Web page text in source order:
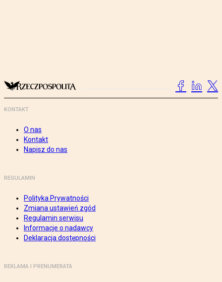
KONTAKT
O nas
Kontakt
Napisz do nas
REGULAMIN
Polityka Prywatności
Zmiana ustawień zgód
Regulamin serwisu
Informacje o nadawcy
Deklaracja dostępności
REKLAMA I PRENUMERATA